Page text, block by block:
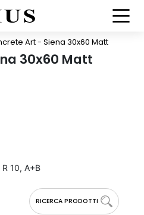
Art - Siena 30x60 Matt
30x60 Matt
RICERCA PRODOTTI
R 10, A+B